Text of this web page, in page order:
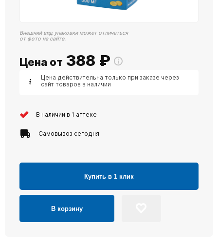
Внешний вид упаковки может отличаться
от фото на сайте.
Цена от 388 ₽
Цена действительна только при заказе через
сайт товаров в наличии
В наличии в 1 аптеке
Самовывоз сегодня
Купить в 1 клик
В корзину